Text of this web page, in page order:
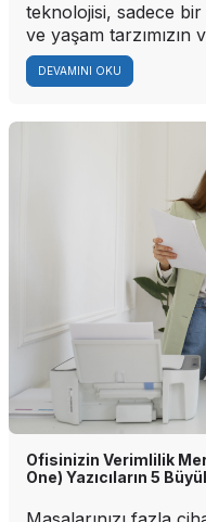
teknolojisi, sadece
ve yaşam tarzımızın
geldi. İşte kablosuz bir
kolaylaştırmasının
DEVAMINI OKU
Ofisinizin Verimlilik
One) Yazıcıların 5